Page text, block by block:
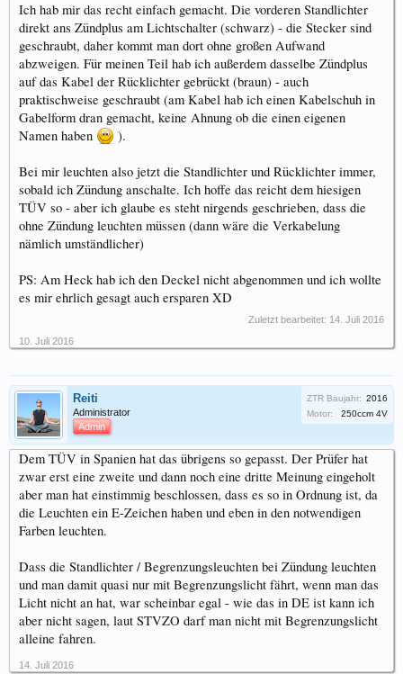
Ich hab mir das recht einfach gemacht. Die vorderen Standlichter
direkt ans Zündplus am Lichtschalter (schwarz) - die Stecker sind
geschraubt, daher kommt man dort ohne großen Aufwand
abzweigen. Für meinen Teil hab ich außerdem dasselbe Zündplus
auf das Kabel der Rücklichter gebrückt (braun) - auch
praktischweise geschraubt (am Kabel hab ich einen Kabelschuh in
Gabelform dran gemacht, keine Ahnung ob die einen eigenen
Namen haben
).
Bei mir leuchten also jetzt die Standlichter und Rücklichter immer,
sobald ich Zündung anschalte. Ich hoffe das reicht dem hiesigen
TÜV so - aber ich glaube es steht nirgends geschrieben, dass die
ohne Zündung leuchten müssen (dann wäre die Verkabelung
nämlich umständlicher)
PS: Am Heck hab ich den Deckel nicht abgenommen und ich wollte
es mir ehrlich gesagt auch ersparen XD
Zuletzt bearbeitet: 14. Juli 2016
10. Juli 2016
Reiti
Administrator
Admin
ZTR Baujahr: 2016
Motor:
250ccm 4V
Dem TÜV in Spanien hat das übrigens so gepasst. Der Prüfer hat
zwar erst eine zweite und dann noch eine dritte Meinung eingeholt
aber man hat einstimmig beschlossen, dass es so in Ordnung ist, da
die Leuchten ein E-Zeichen haben und eben in den notwendigen
Farben leuchten.
Dass die Standlichter / Begrenzungsleuchten bei Zündung leuchten
und man damit quasi nur mit Begrenzungslicht fährt, wenn man das
Licht nicht an hat, war scheinbar egal - wie das in DE ist kann ich
aber nicht sagen, laut STVZO darf man nicht mit Begrenzungslicht
alleine fahren.
14. Juli 2016